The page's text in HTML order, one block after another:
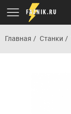
Главная Станки